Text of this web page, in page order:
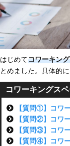
はじめてコワーキン
とめました。具体的
コワーキングス
【質問①】コワ
【質問②】コワ
【質問③】コワ
【質問④】コワ